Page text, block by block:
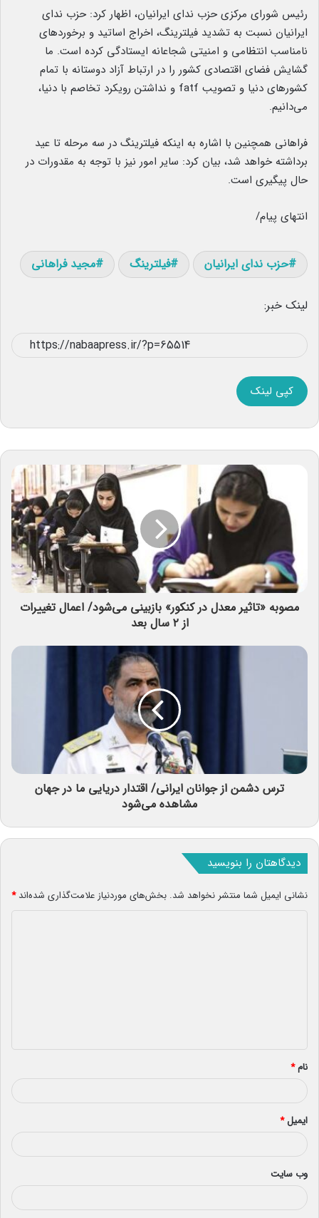
رئیس شورای مرکزی حزب ندای ایرانیان، اظهار کرد: حزب ندای
ایرانیان نسبت به تشدید فیلترینگ، اخراج اساتید و برخوردهای
نامناسب انتظامی و امنیتی شجاعانه ایستادگی کرده است. ما
گشایش فضای اقتصادی کشور را در ارتباط آزاد دوستانه با تمام
کشورهای دنیا و تصویب ‏fatf و نداشتن رویکرد تخاصم با دنیا،
می‌دانیم.
فراهانی همچنین با اشاره به اینکه فیلترینگ در سه مرحله تا عید
برداشته خواهد شد، بیان کرد: سایر امور نیز با توجه به مقدورات در
حال پیگیری است.
انتهای پیام/
حزب ندای ایرانیان فیلترینگ مجید فراهانی
لینک خبر:
کپی لینک
مصوبه «تاثیر معدل در کنکور» بازبینی می‌شود/ اعمال تغییرات
از ۲ سال بعد
ترس دشمن از جوانان ایرانی/ اقتدار دریایی ما در جهان
مشاهده می‌شود
دیدگاهتان را بنویسید
نشانی ایمیل شما منتشر نخواهد شد. بخش‌های موردنیاز علامت‌گذاری شده‌اند*
*
نام*
ایمیل*
وب‌ سایت